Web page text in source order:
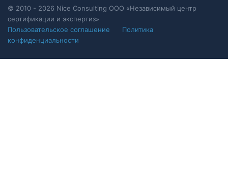
© 2010 - 2026 Nice Consulting ООО «Независимый центр
сертификации и экспертиз»
Пользовательское соглашение
Политика
конфиденциальности